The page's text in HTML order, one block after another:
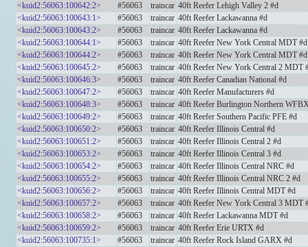
<kuid2:56063:100642:2>
#56063 traincar 40ft Reefer Lehigh Valley 2 #d
<kuid2:56063:100643:1>
#56063 traincar 40ft Reefer Lackawanna #d
<kuid2:56063:100643:2>
#56063 traincar 40ft Reefer Lackawanna #d
<kuid2:56063:100644:1>
#56063 traincar 40ft Reefer New York Central MDT #d
<kuid2:56063:100644:2>
#56063 traincar 40ft Reefer New York Central MDT #d
<kuid2:56063:100645:2>
#56063 traincar 40ft Reefer New York Central 2 MDT
<kuid2:56063:100646:3>
#56063 traincar 40ft Reefer Canadian National #d
<kuid2:56063:100647:2>
#56063 traincar 40ft Reefer Manufacturers #d
<kuid2:56063:100648:3>
#56063 traincar 40ft Reefer Burlington Northern
<kuid2:56063:100649:2>
#56063 traincar 40ft Reefer Southern Pacific PFE #d
<kuid2:56063:100650:2>
#56063 traincar 40ft Reefer Illinois Central #d
<kuid2:56063:100651:2>
#56063 traincar 40ft Reefer Illinois Central 2 #d
<kuid2:56063:100653:2>
#56063 traincar 40ft Reefer Illinois Central 3 #d
<kuid2:56063:100654:2>
#56063 traincar 40ft Reefer Illinois Central NRC #d
<kuid2:56063:100655:2>
#56063 traincar 40ft Reefer Illinois Central NRC 2 #d
<kuid2:56063:100656:2>
#56063 traincar 40ft Reefer Illinois Central MDT #d
<kuid2:56063:100657:2>
#56063 traincar 40ft Reefer New York Central 3 MDT
<kuid2:56063:100658:2>
#56063 traincar 40ft Reefer Lackawanna MDT #d
<kuid2:56063:100659:2>
#56063 traincar 40ft Reefer Erie URTX #d
<kuid2:56063:100735:1>
#56063 traincar 40ft Reefer Rock Island GARX #d